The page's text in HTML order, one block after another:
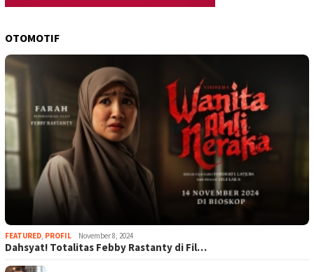
OTOMOTIF
FEATURED, PROFIL November 8, 2024
Dahsyat! Totalitas Febby Rastanty di Fil…